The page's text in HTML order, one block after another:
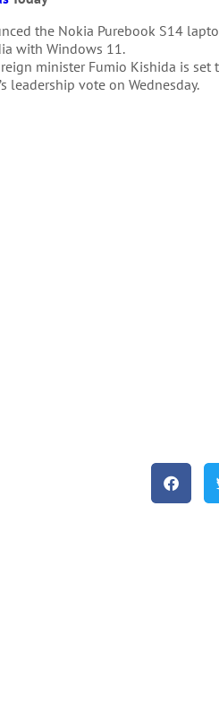
the Nokia Purebook S14
with Windows 11.
minister Fumio Kishida is
leadership vote on Wednesday.